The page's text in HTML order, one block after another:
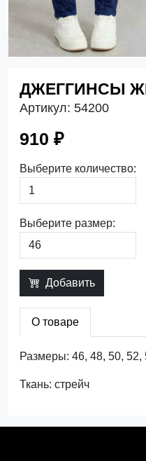
ДЖЕГГИНСЫ
Артикул: 54200
910 ₽
Выберите количество:
Выберите размер:
Добавить
О товаре
Размеры: 46, 48, 50, 52,
Ткань: стрейч